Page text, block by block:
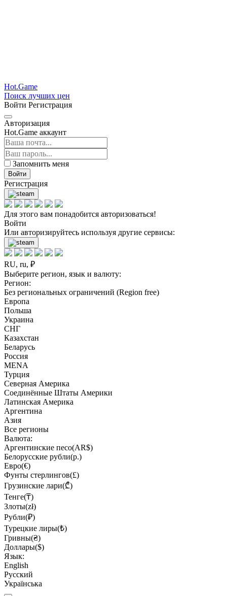
Hot.Game
Поиск лучших цен
Войти Регистрация
Авторизация
Hot.Game аккаунт
Запомнить меня
Войти
Регистрация
Для этого вам понадобится авторизоваться!
Войти
Или авторизируйтесь используя другие сервисы:
RU, ru, ₽
Выберите регион, язык и валюту:
Регион:
Без региональных ограничений (Region free)
Европа
Польша
Украина
СНГ
Казахстан
Беларусь
Россия
MENA
Турция
Северная Америка
Соединённые Штаты Америки
Латинская Америка
Аргентина
Азия
Все регионы
Валюта:
Аргентинские песо(AR$)
Белорусские рубли(р.)
Евро(€)
Фунты стерлингов(£)
Грузинские лари(₾)
Тенге(₸)
Злоты(zł)
Рубли(₽)
Турецкие лиры(₺)
Гривны(₴)
Доллары($)
Язык:
English
Русский
Українська